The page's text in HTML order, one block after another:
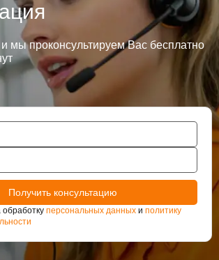
и мы проконсультируем Вас бесплатно
обработку персональных данных и политику